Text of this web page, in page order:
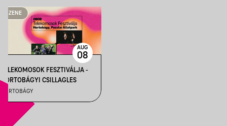
ZENE
TELEKOMOSOK FESZTIVÁLJA -
HORTOBÁGYI CSILLAGLES
HORTOBÁGY
AUG
08